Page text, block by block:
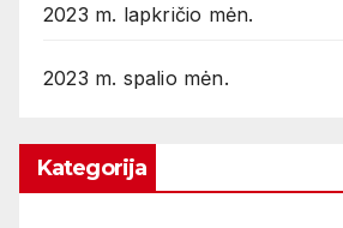
2023 m. lapkričio mėn.
2023 m. spalio mėn.
Kategorija